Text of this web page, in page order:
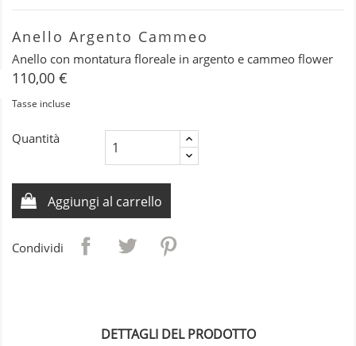
Anello Argento Cammeo
Anello con montatura floreale in argento e cammeo flower
110,00 €
Tasse incluse
Quantità
Aggiungi al carrello
Condividi
DETTAGLI DEL PRODOTTO